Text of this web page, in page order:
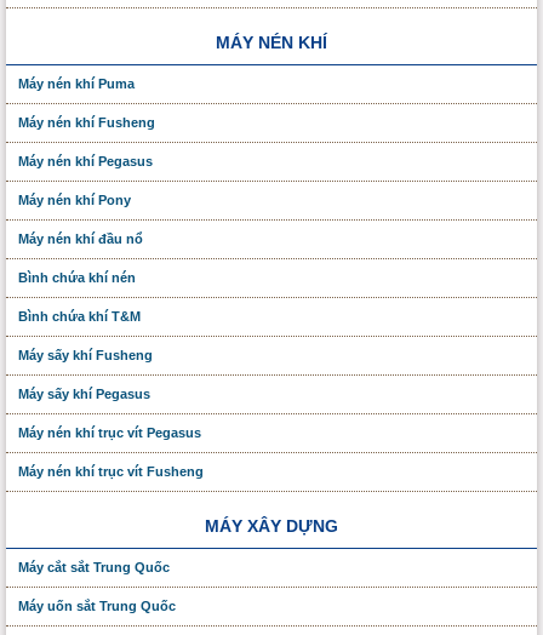
MÁY NÉN KHÍ
Máy nén khí Puma
Máy nén khí Fusheng
Máy nén khí Pegasus
Máy nén khí Pony
Máy nén khí đầu nổ
Bình chứa khí nén
Bình chứa khí T&M
Máy sấy khí Fusheng
Máy sấy khí Pegasus
Máy nén khí trục vít Pegasus
Máy nén khí trục vít Fusheng
MÁY XÂY DỰNG
Máy cắt sắt Trung Quốc
Máy uốn sắt Trung Quốc